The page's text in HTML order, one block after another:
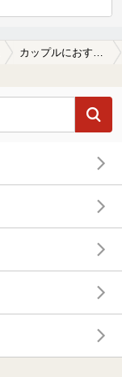
カップルにおすすめの箱根堂ヶ島温泉の温泉、日帰り温泉、スーパー銭湯おすすめ